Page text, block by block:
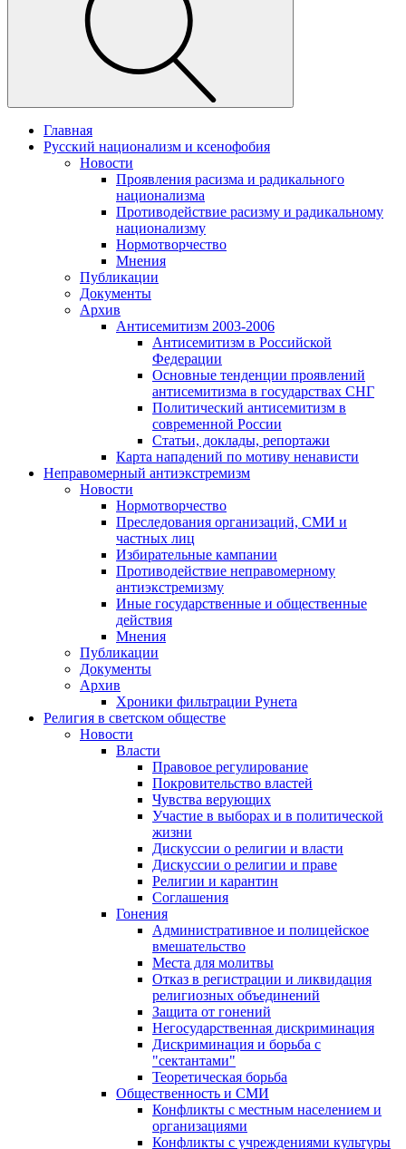
Главная
Русский национализм и ксенофобия
Новости
Проявления расизма и радикального
национализма
Противодействие расизму и радикальному
национализму
Нормотворчество
Мнения
Публикации
Документы
Архив
Антисемитизм 2003-2006
Антисемитизм в Российской
Федерации
Основные тенденции проявлений
антисемитизма в государствах СНГ
Политический антисемитизм в
современной России
Статьи, доклады, репортажи
Карта нападений по мотиву ненависти
Неправомерный антиэкстремизм
Новости
Нормотворчество
Преследования организаций, СМИ и
частных лиц
Избирательные кампании
Противодействие неправомерному
антиэкстремизму
Иные государственные и общественные
действия
Мнения
Публикации
Документы
Архив
Хроники фильтрации Рунета
Религия в светском обществе
Новости
Власти
Правовое регулирование
Покровительство властей
Чувства верующих
Участие в выборах и в политической
жизни
Дискуссии о религии и власти
Дискуссии о религии и праве
Религии и карантин
Соглашения
Гонения
Административное и полицейское
вмешательство
Места для молитвы
Отказ в регистрации и ликвидация
религиозных объединений
Защита от гонений
Негосударственная дискриминация
Дискриминация и борьба с
"сектантами"
Теоретическая борьба
Общественность и СМИ
Конфликты с местным населением и
организациями
Конфликты с учреждениями культуры